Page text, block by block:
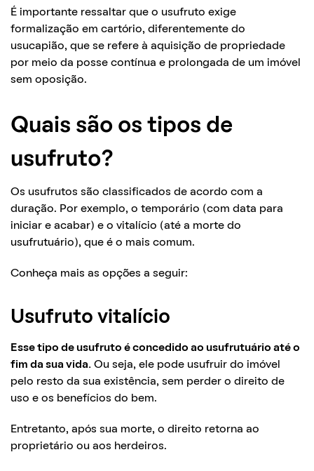
É importante ressaltar que o usufruto exige
formalização em cartório, diferentemente do
usucapião, que se refere à aquisição de propriedade
por meio da posse contínua e prolongada de um imóvel
sem oposição.
Quais são os tipos de
usufruto?
Os usufrutos são classificados de acordo com a
duração. Por exemplo, o temporário (com data para
iniciar e acabar) e o vitalício (até a morte do
usufrutuário), que é o mais comum.
Conheça mais as opções a seguir:
Usufruto vitalício
Esse tipo de usufruto é concedido ao usufrutuário até o
fim da sua vida. Ou seja, ele pode usufruir do imóvel
pelo resto da sua existência, sem perder o direito de
uso e os benefícios do bem.
Entretanto, após sua morte, o direito retorna ao
proprietário ou aos herdeiros.